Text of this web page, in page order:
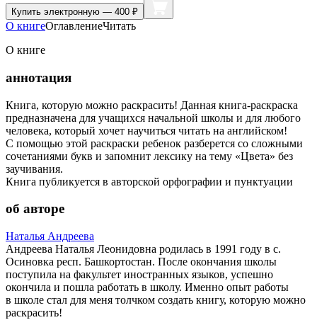
Купить электронную — 400 ₽
О книгеОглавлениеЧитать
О книге
аннотация
Книга, которую можно раскрасить! Данная книга-раскраска
предназначена для учащихся начальной школы и для любого
человека, который хочет научиться читать на английском!
С помощью этой раскраски ребенок разберется со сложными
сочетаниями букв и запомнит лексику на тему «Цвета» без
заучивания.
Книга публикуется в авторской орфографии и пунктуации
об авторе
Наталья Андреева
Андреева Наталья Леонидовна родилась в 1991 году в с.
Осиновка респ. Башкортостан. После окончания школы
поступила на факультет иностранных языков, успешно
окончила и пошла работать в школу. Именно опыт работы
в школе стал для меня толчком создать книгу, которую можно
раскрасить!